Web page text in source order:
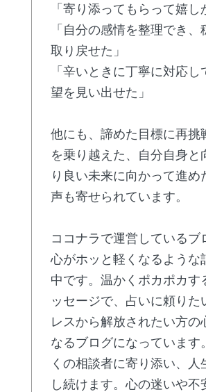
「寄り添ってもらって嬉し
「自分の感情を整理でき、
取り戻せた」
「辛いときに丁寧に対応
望を見い出せた」
他にも、諦めた目標に再挑
を乗り越えた、自分自身と
り良い未来に向かって進め
声も寄せられています。
ココナラで運営しているブ
心がホッと軽くなるような
中です。温かくポカポカす
ッセージで、占いに頼りた
レスから解放されたい方の
なるブログになっています
くの相談者に寄り添い、人
し続けます。心の迷いや不